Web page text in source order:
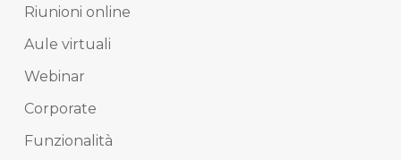
Riunioni online
Aule virtuali
Webinar
Corporate
Funzionalità